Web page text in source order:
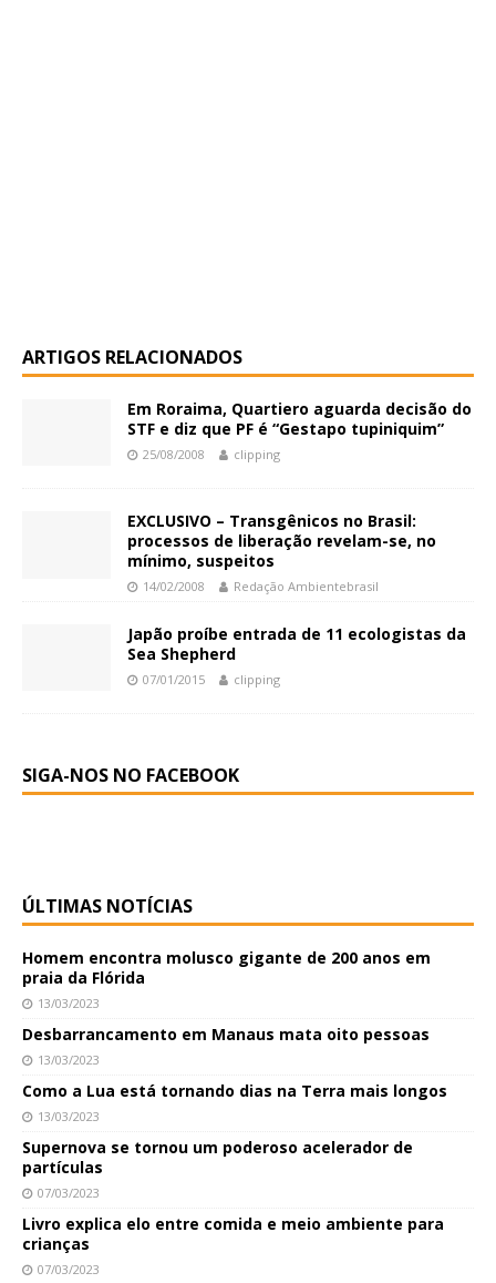
ARTIGOS RELACIONADOS
Em Roraima, Quartiero aguarda decisão do
STF e diz que PF é “Gestapo tupiniquim”
25/08/2008 clipping
EXCLUSIVO – Transgênicos no Brasil:
processos de liberação revelam-se, no
mínimo, suspeitos
14/02/2008 Redação Ambientebrasil
Japão proíbe entrada de 11 ecologistas da
Sea Shepherd
07/01/2015 clipping
SIGA-NOS NO FACEBOOK
ÚLTIMAS NOTÍCIAS
Homem encontra molusco gigante de 200 anos em
praia da Flórida
13/03/2023
Desbarrancamento em Manaus mata oito pessoas
13/03/2023
Como a Lua está tornando dias na Terra mais longos
13/03/2023
Supernova se tornou um poderoso acelerador de
partículas
07/03/2023
Livro explica elo entre comida e meio ambiente para
crianças
07/03/2023